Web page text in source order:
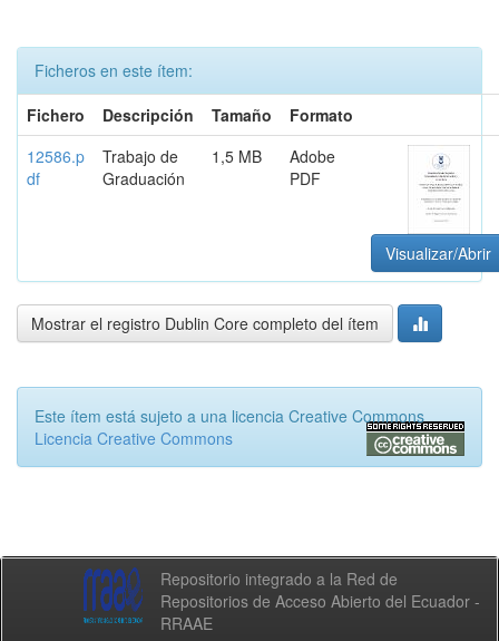
Ficheros en este ítem:
Fichero
Descripción Tamaño
Formato
12586.p
df
Trabajo de
Graduación
1,5 MB
Adobe
PDF
Visualizar/Abrir
Mostrar el registro Dublin Core completo del ítem
Este ítem está sujeto a una licencia Creative Commons
Licencia Creative Commons
Repositorio integrado a la Red de
Repositorios de Acceso Abierto del Ecuador -
RRAAE